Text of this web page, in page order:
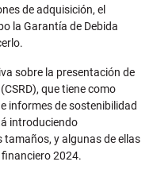
de adquisición, el
la Garantía de Debida
sobre la presentación de
que tiene como
informes de sostenibilidad
introduciendo
tamaños, y algunas de ellas
2024.